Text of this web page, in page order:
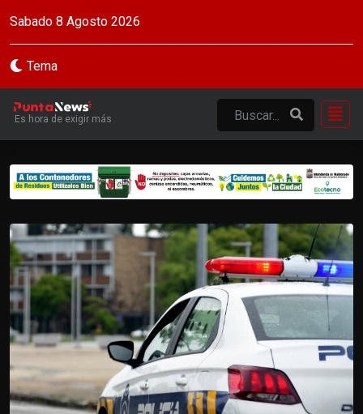
Sabado 8 Agosto 2026
Tema
Es hora de exigir más